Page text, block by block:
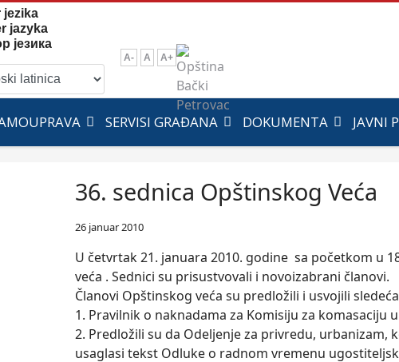
jezika
jazyka
језика
A- A A+
SERVISI GRAĐANA DOKUMENTA JAVNI
36. sednica Opštinskog Veća
26 januar 2010
U četvrtak 21. januara 2010. godine sa početkom u
veća . Sednici su prisustvovali i novoizabrani članovi.
Članovi Opštinskog veća su predložili i usvojili
1. Pravilnik o naknadama za Komisiju za komasaciju
2. Predložili su da Odeljenje za privredu, urbanizam,
usaglasi tekst Odluke o radnom vremenu